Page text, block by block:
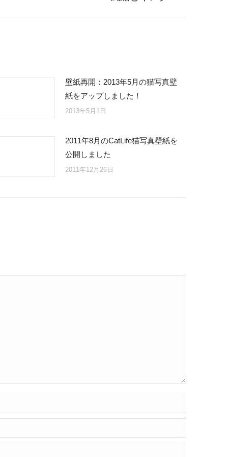
壁紙再開：2013年5月の猫写真壁
紙をアップしました！
2013年5月1日
2011年8月のCatLife猫写真壁紙を
公開しました
2011年12月26日